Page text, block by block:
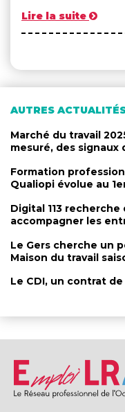
Lire la suite
AUTRES
Marché du travail
mesuré, des signaux
Formation
Qualiopi évolue au
Digital 113
accompagner les
Le Gers cherche un
Maison du travail
Le CDI, un contrat